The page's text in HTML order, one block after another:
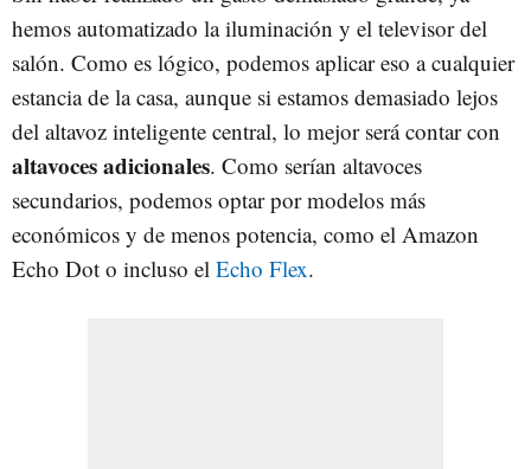
hemos automatizado la iluminación y el televisor del
salón. Como es lógico, podemos aplicar eso a cualquier
estancia de la casa, aunque si estamos demasiado lejos
del altavoz inteligente central, lo mejor será contar con
altavoces adicionales. Como serían altavoces
secundarios, podemos optar por modelos más
económicos y de menos potencia, como el Amazon
Echo Dot o incluso el Echo Flex.